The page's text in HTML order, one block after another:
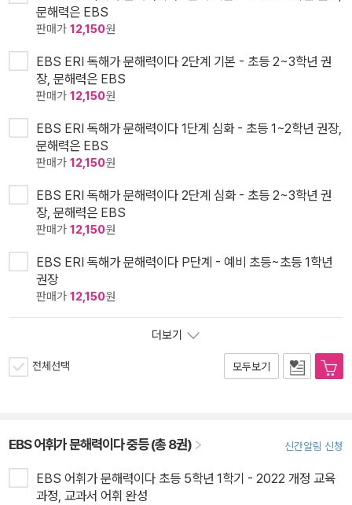
문해력은 EBS
판매가 12,150원
EBS ERI 독해가 문해력이다 2단계 기본 - 초등 2~3학년 권
장, 문해력은 EBS
판매가 12,150원
EBS ERI 독해가 문해력이다 1단계 심화 - 초등 1~2학년 권장,
문해력은 EBS
판매가 12,150원
EBS ERI 독해가 문해력이다 2단계 심화 - 초등 2~3학년 권
장, 문해력은 EBS
판매가 12,150원
EBS ERI 독해가 문해력이다 P단계 - 예비 초등~초등 1학년
권장
판매가 12,150원
더보기
전체선택 모두보기
EBS 어휘가 문해력이다 중등 (총 8권) 신간알림 신청
EBS 어휘가 문해력이다 초등 5학년 1학기 - 2022 개정 교육
과정, 교과서 어휘 완성